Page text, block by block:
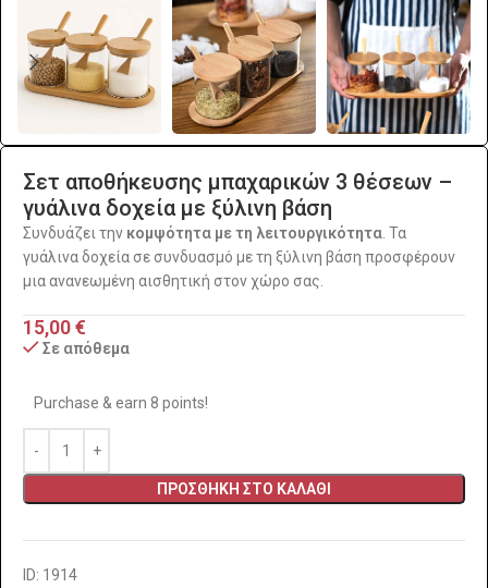
Σετ αποθήκευσης μπαχαρικών 3 θέσεων –
γυάλινα δοχεία με ξύλινη βάση
Συνδυάζει την κομψότητα με τη λειτουργικότητα . Τα
γυάλινα δοχεία σε συνδυασμό με τη ξύλινη βάση προσφέρουν
μια ανανεωμένη αισθητική στον χώρο σας.
15,00€
Σε απόθεμα
Purchase & earn 8 points!
ΠΡΟΣΘΉΚΗ ΣΤΟ ΚΑΛΆΘΙ
ID: 1914